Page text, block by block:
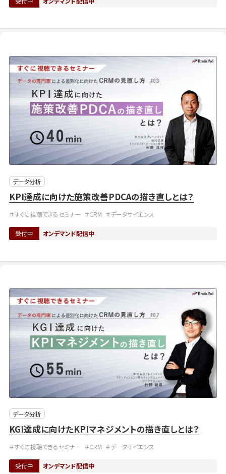
データ分析
KPI達成に向けた施策改善PDCAの描き直しとは？
＃すぐに視聴できるセミナー ＃CRM ＃データサイエンス
受付中 オンデマンド配信中
データ分析
KGI達成に向けたKPIマネジメントの描き直しとは？
＃すぐに視聴できるセミナー ＃CRM ＃データサイエンス
受付中 オンデマンド配信中